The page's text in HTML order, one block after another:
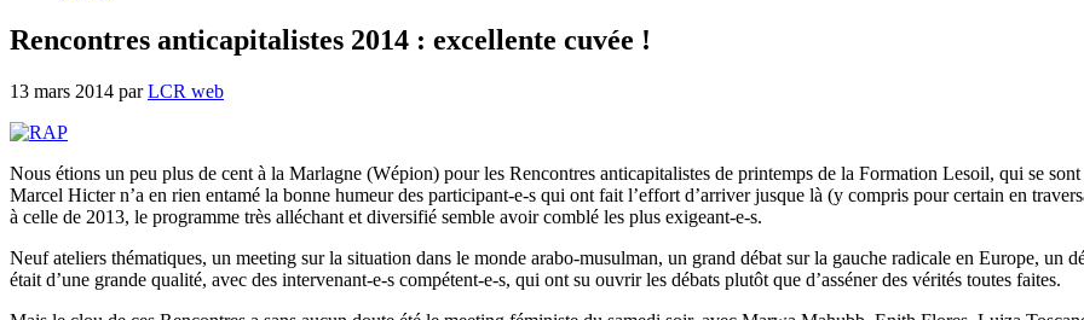
Rencontres anticapitalistes 2014 : excellente cuvée !
13 mars 2014 parLCR web
Nous étions un peu plus de cent à la Marlagne (Wépion) pour les Rencontres anticapitalistes de printemps de la Formation Lesoil, qui se
Marcel Hicter n’a en rien entamé la bonne humeur des participant-e-s qui ont fait l’effort d’arriver jusque là (y compris pour certain en
à celle de 2013, le programme très alléchant et diversifié semble avoir comblé les plus exigeant-e-s.
Neuf ateliers thématiques, un meeting sur la situation dans le monde arabo-musulman, un grand débat sur la gauche radicale en Europe, un
était d’une grande qualité, avec des intervenant-e-s compétent-e-s, qui ont su ouvrir les débats plutôt que d’asséner des vérités toutes faites.